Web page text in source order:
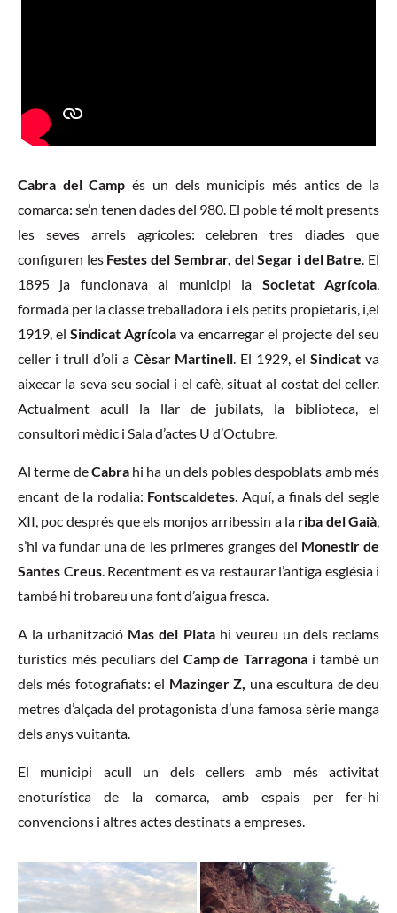
Cabra del Camp és un dels municipis més antics de la
comarca: se’n tenen dades del 980. El poble té molt presents
les seves arrels agrícoles: celebren tres diades que
configuren les Festes del Sembrar, del Segar i del Batre. El
1895 ja funcionava al municipi la Societat Agrícola,
formada per la classe treballadora i els petits propietaris, i,el
1919, elSindicat Agrícolava encarregar el projecte del seu
celler i trull d’oli a Cèsar Martinell. El 1929, elSindicat va
aixecar la seva seu social i el cafè, situat al costat del celler.
Actualment acull la llar de jubilats, la biblioteca, el
consultori mèdic i Sala d’actes U d’Octubre.
Al terme deCabrahi ha un dels pobles despoblats amb més
encant de la rodalia: Fontscaldetes. Aquí, a finals del segle
XII, poc després que els monjos arribessin a la riba del Gaià,
s’hi va fundar una de les primeres granges del Monestir de
Santes Creus. Recentment es va restaurar l’antiga església i
també hi trobareu una font d’aigua fresca.
A la urbanització Mas del Platahi veureu un dels reclams
turístics més peculiars del Camp de Tarragona i també un
dels més fotografiats: el Mazinger Z, una escultura de deu
metres d’alçada del protagonista d’una famosa sèrie manga
dels anys vuitanta.
El municipi acull un dels cellers amb més activitat
enoturística de la comarca, amb espais per fer-hi
convencions i altres actes destinats a empreses.